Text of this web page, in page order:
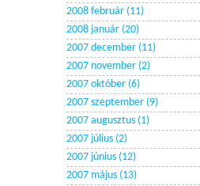
2008 február (11)
2008 január (20)
2007 december (11)
2007 november (2)
2007 október (6)
2007 szeptember (9)
2007 augusztus (1)
2007 július (2)
2007 június (12)
2007 május (13)